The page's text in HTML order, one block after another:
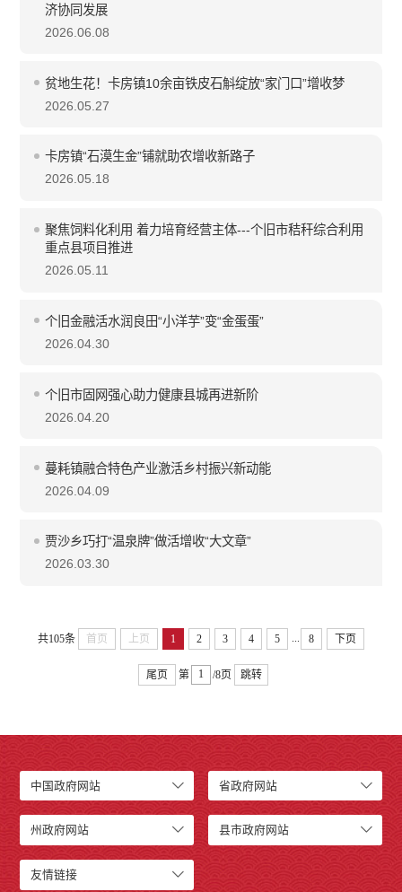
济协同发展
2026.06.08
贫地生花！卡房镇10余亩铁皮石斛绽放“家门口”增收梦
2026.05.27
卡房镇“石漠生金”铺就助农增收新路子
2026.05.18
聚焦饲料化利用 着力培育经营主体---个旧市秸秆综合利用
重点县项目推进
2026.05.11
个旧金融活水润良田“小洋芋”变“金蛋蛋”
2026.04.30
个旧市固网强心助力健康县城再进新阶
2026.04.20
蔓耗镇融合特色产业激活乡村振兴新动能
2026.04.09
贾沙乡巧打“温泉牌”做活增收“大文章”
2026.03.30
共105条 首页 上页 1 2 3 4 5 8 下页
尾页 第 /8页 跳转
中国政府网站 省政府网站
州政府网站 县市政府网站
友情链接